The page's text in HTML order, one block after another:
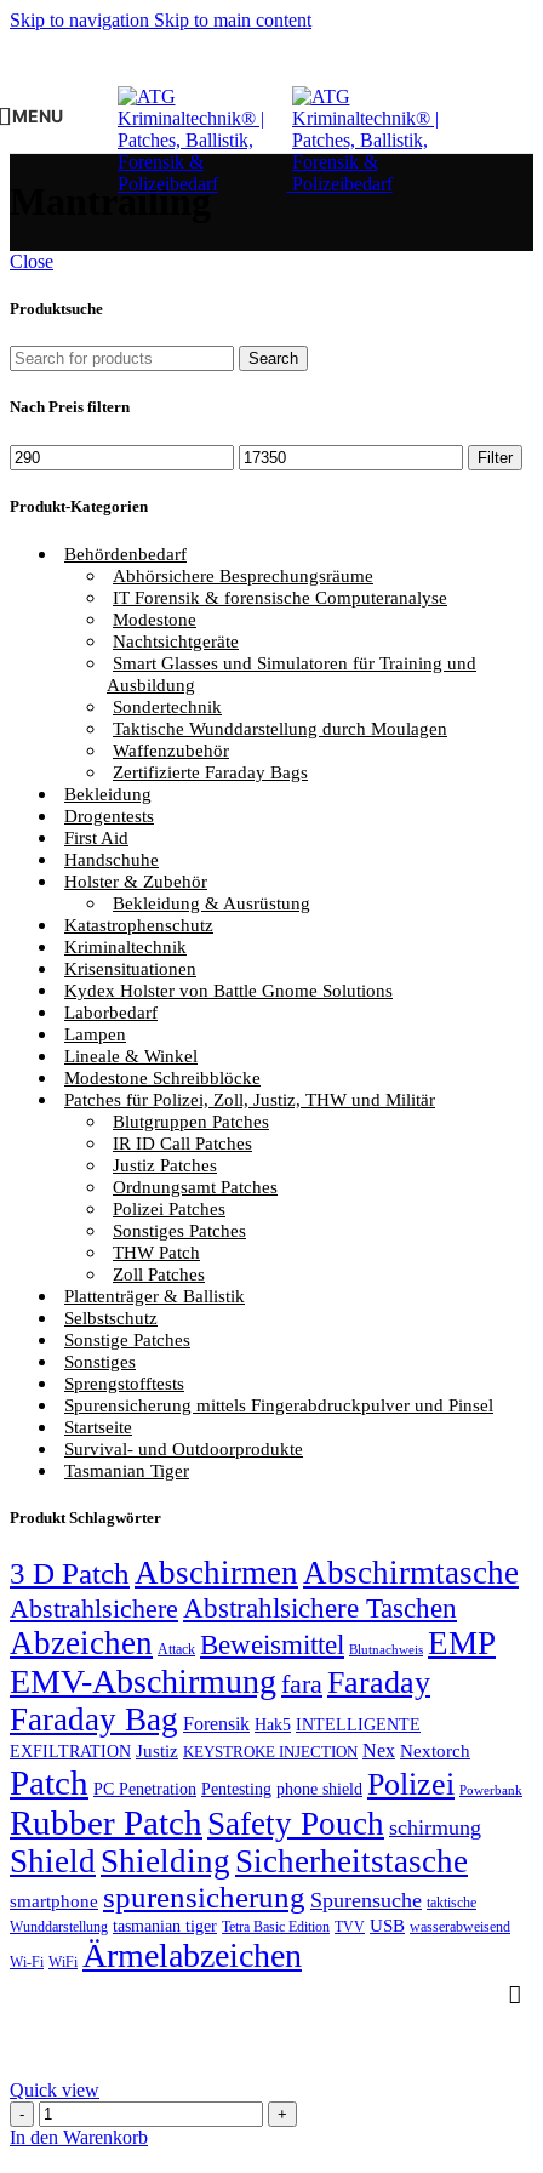
Skip to navigation Skip to main content
MENU
Mantrailing
Close
Produktsuche
Search
Nach Preis filtern
Min.
Preis
Max.
Preis
Filter
Produkt-Kategorien
Behördenbedarf
Abhörsichere Besprechungsräume
IT Forensik & forensische Computeranalyse
Modestone
Nachtsichtgeräte
Smart Glasses und Simulatoren für Training und
Ausbildung
Sondertechnik
Taktische Wunddarstellung durch Moulagen
Waffenzubehör
Zertifizierte Faraday Bags
Bekleidung
Drogentests
First Aid
Handschuhe
Holster & Zubehör
Bekleidung & Ausrüstung
Katastrophenschutz
Kriminaltechnik
Krisensituationen
Kydex Holster von Battle Gnome Solutions
Laborbedarf
Lampen
Lineale & Winkel
Modestone Schreibblöcke
Patches für Polizei, Zoll, Justiz, THW und Militär
Blutgruppen Patches
IR ID Call Patches
Justiz Patches
Ordnungsamt Patches
Polizei Patches
Sonstiges Patches
THW Patch
Zoll Patches
Plattenträger & Ballistik
Selbstschutz
Sonstige Patches
Sonstiges
Sprengstofftests
Spurensicherung mittels Fingerabdruckpulver und Pinsel
Startseite
Survival- und Outdoorprodukte
Tasmanian Tiger
Produkt Schlagwörter
3 D Patch AbschirmenAbschirmtasche
Abstrahlsichere Abstrahlsichere Taschen
Abzeichen Attack Beweismittel Blutnachweis EMP
EMV-Abschirmung faraFaraday
Faraday Bag Forensik Hak5 INTELLIGENTE
EXFILTRATION Justiz KEYSTROKE INJECTION Nex Nextorch
Patch PC Penetration Pentesting phone shield Polizei Powerbank
Rubber Patch Safety Pouch schirmung
ShieldShielding Sicherheitstasche
smartphone spurensicherung Spurensuche taktische
Wunddarstellung tasmanian tiger Tetra Basic Edition TVV USB wasserabweisend
Wi-Fi WiFi Ärmelabzeichen
Quick view
K9
Trainingskoffer
In den Warenkorb